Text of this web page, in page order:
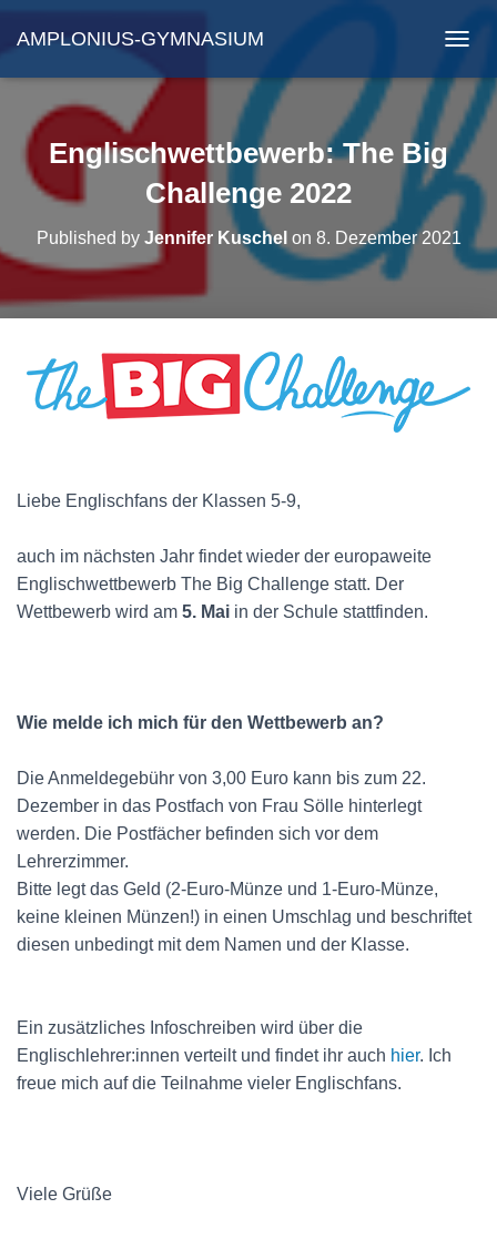
AMPLONIUS-GYMNASIUM
A
G
A
O
N
U
L
Englischwettbewerb: The Big
Challenge 2022
Published by Jennifer Kuschel on 8. Dezember 2021
Liebe Englischfans der Klassen 5-9,
auch im nächsten Jahr findet wieder der europaweite
Englischwettbewerb The Big Challenge statt. Der
Wettbewerb wird am 5. Mai in der Schule stattfinden.
Wie melde ich mich für den Wettbewerb an?
Die Anmeldegebühr von 3,00 Euro kann bis zum 22.
Dezember in das Postfach von Frau Sölle hinterlegt
werden. Die Postfächer befinden sich vor dem
Lehrerzimmer.
Bitte legt das Geld (2-Euro-Münze und 1-Euro-Münze,
keine kleinen Münzen!) in einen Umschlag und beschriftet
diesen unbedingt mit dem Namen und der Klasse.
Ein zusätzliches Infoschreiben wird über die
Englischlehrer:innen verteilt und findet ihr auch hier. Ich
freue mich auf die Teilnahme vieler Englischfans.
Viele Grüße